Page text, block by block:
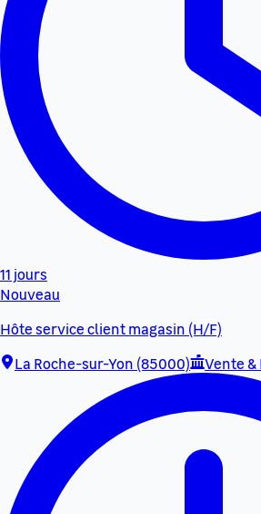
11 jours
Nouveau
Hôte service client magasin (H/F)
La Roche-sur-Yon (85000)
Vente